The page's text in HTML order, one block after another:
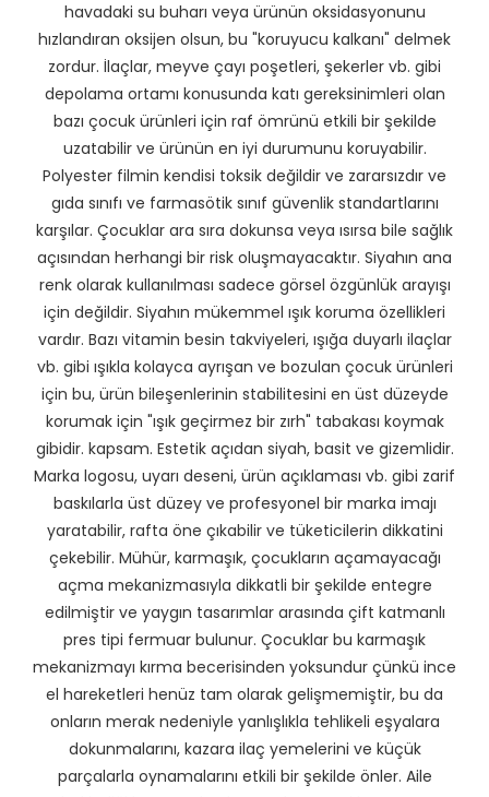
havadaki su buharı veya ürünün oksidasyonunu
hızlandıran oksijen olsun, bu "koruyucu kalkanı" delmek
zordur. İlaçlar, meyve çayı poşetleri, şekerler vb. gibi
depolama ortamı konusunda katı gereksinimleri olan
bazı çocuk ürünleri için raf ömrünü etkili bir şekilde
uzatabilir ve ürünün en iyi durumunu koruyabilir.
Polyester filmin kendisi toksik değildir ve zararsızdır ve
gıda sınıfı ve farmasötik sınıf güvenlik standartlarını
karşılar. Çocuklar ara sıra dokunsa veya ısırsa bile sağlık
açısından herhangi bir risk oluşmayacaktır. Siyahın ana
renk olarak kullanılması sadece görsel özgünlük arayışı
için değildir. Siyahın mükemmel ışık koruma özellikleri
vardır. Bazı vitamin besin takviyeleri, ışığa duyarlı ilaçlar
vb. gibi ışıkla kolayca ayrışan ve bozulan çocuk ürünleri
için bu, ürün bileşenlerinin stabilitesini en üst düzeyde
korumak için "ışık geçirmez bir zırh" tabakası koymak
gibidir. kapsam. Estetik açıdan siyah, basit ve gizemlidir.
Marka logosu, uyarı deseni, ürün açıklaması vb. gibi zarif
baskılarla üst düzey ve profesyonel bir marka imajı
yaratabilir, rafta öne çıkabilir ve tüketicilerin dikkatini
çekebilir. Mühür, karmaşık, çocukların açamayacağı
açma mekanizmasıyla dikkatli bir şekilde entegre
edilmiştir ve yaygın tasarımlar arasında çift katmanlı
pres tipi fermuar bulunur. Çocuklar bu karmaşık
mekanizmayı kırma becerisinden yoksundur çünkü ince
el hareketleri henüz tam olarak gelişmemiştir, bu da
onların merak nedeniyle yanlışlıkla tehlikeli eşyalara
dokunmalarını, kazara ilaç yemelerini ve küçük
parçalarla oynamalarını etkili bir şekilde önler. Aile